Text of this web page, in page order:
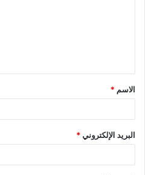
ق
*
الاسم *
البريد الإلكتروني*